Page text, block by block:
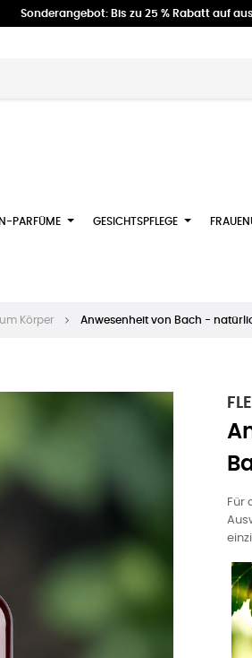
Sonderangebot: Bis zu 25 % Rabatt auf
PARFÜME GESICHTSPFLEGE
Körper Anwesenheit von Bach -
Für